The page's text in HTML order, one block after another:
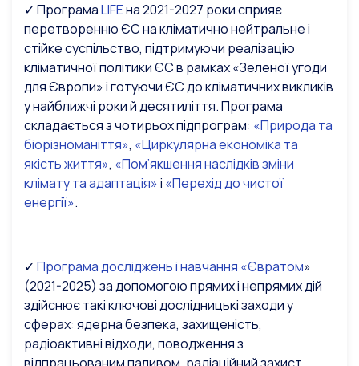
✓ ПрограмаLIFEна 2021-2027 рокисприяє
перетворенню ЄС на кліматично нейтральне і
стійке суспільство, підтримуючи реалізацію
кліматичної політики ЄС в рамках «Зеленої угоди
для Європи» і готуючи ЄС до кліматичних викликів
у найближчі роки й десятиліття. Програма
складається з чотирьох підпрограм: «Природа та
біорізноманіття», «Циркулярна економіка та
якість життя», «Пом’якшення наслідків зміни
клімату та адаптація» і «Перехід до чистої
енергії».
✓ Програма досліджень і навчання «Євратом»
(2021-2025) за допомогою прямих і непрямих дій
здійснює такі ключові дослідницькі заходи у
сферах: ядерна безпека, захищеність,
радіоактивні відходи, поводження з